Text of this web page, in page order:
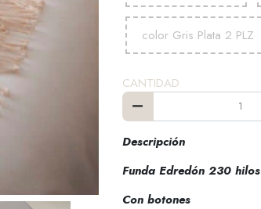
color Gris Plata 2 PLZ
CANTIDAD
Descripción
Funda Edredón 230 hilos
Con botones